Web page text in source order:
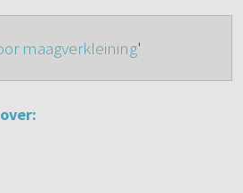
maagverkleining'